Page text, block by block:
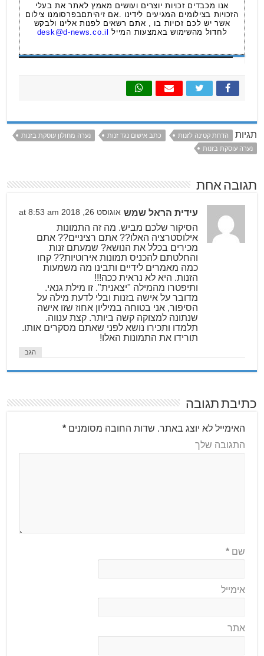
אנו מכבדים זכויות יוצרים ועושים מאמץ לאתר את בעלי
הזכויות בצילומים המגיעים לידינו .אם זיהיתםבפרסומנו צילום
אשר יש לכם זכויות בו , אתם רשאים לפנות אלינו ולבקש
לחדול מהשימוש באמצעות המייל desk@d-news.co.il
תגיות הדחת קטינה לזנות כתב אישום נגד זנות
נערה מחולון עוסקת בזנות
נערה עוסקת בזנות
תגובה אחת
עידית הראל שמש אוגוסט 26, 2018 at 8:53 am
הסיקור שלכם מביש. מה זה התמונות
אילוסטרציה האלו?? אתם רציניים?? אתם
מכירים בכלל את הנושא? שמעתם זנות
והחלטתם להכניס תמונות אירוטיות?? קחו
כמה מאמרים לידיים ותבינו מה משמעות
הזנות. היא לא נראית ככה!!!
ותיפטרו מהמילה "יצאנית". זו מילת גנאי.
מדובר על אישה בזנות ובלי לדעת מילה על
הסיפור, אני בטוחה במיליון אחוז שזו אישה
שנתונה למצוקה קשה ביותר. קצת ענווה.
תלמדו ותכירו נושא לפני שאתם מסקרים אותו.
תורידו את התמונות האלו!
הגב
כתיבת תגובה
האימייל לא יוצג באתר. שדות החובה מסומנים*
התגובה שלך
שם*
אימייל
אתר